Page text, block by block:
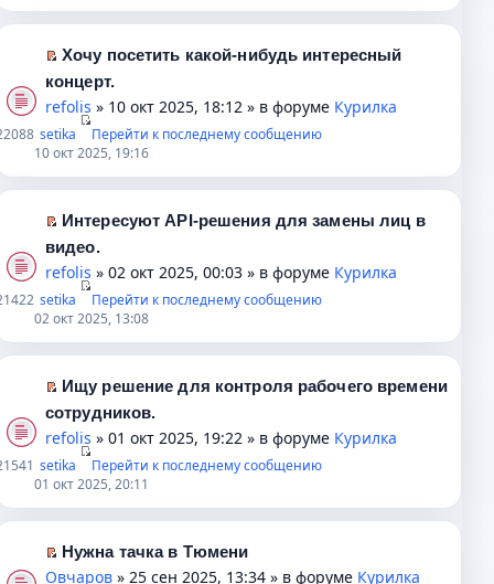
б
е
н
и
ю
н
о
у
с
о
о
б
е
н
и
ю
о
ч
т
а
н
н
о
у
с
о
о
б
щ
н
и
ю
о
м
н
е
п
р
о
и
т
а
н
н
о
у
с
о
о
б
щ
н
и
й
т
к
п
е
р
в
о
у
н
е
п
р
ч
и
т
а
н
н
м
е
р
е
й
т
и
п
е
р
в
о
у
н
е
п
р
о
и
Хочу посетить какой-нибудь интересный
концерт.
refolis » 10 окт 2025, 18:12 » в форуме Курилка
2088 setika
Перейти к последнему сообщению
10 окт 2025, 19:16
е
р
е
й
т
и
п
е
р
в
о
у
Интересуют API-решения для замены лиц в
видео.
refolis » 02 окт 2025, 00:03 » в форуме Курилка
1422 setika
Перейти к последнему сообщению
02 окт 2025, 13:08
е
р
е
й
т
и
Ищу решение для контроля рабочего времени
сотрудников.
refolis » 01 окт 2025, 19:22 » в форуме Курилка
1541 setika
Перейти к последнему сообщению
01 окт 2025, 20:11
П
Нужна тачка в Тюмени
Овчаров » 25 сен 2025, 13:34 » в форуме Курилка